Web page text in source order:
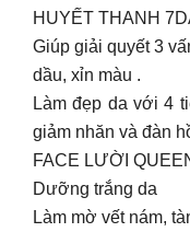
HUYẾT THANH
Giúp giải quyết 3
dầu, xỉn màu .
Làm đẹp da với 4
giảm nhăn và đàn
FACE LƯỜI
Dưỡng trắng da
Làm mờ vết nám,